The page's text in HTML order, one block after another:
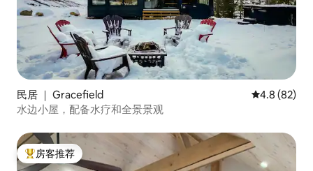
民居 ｜ Gracefield 平均评分
4.8 (82)
水边小屋，配备水疗和全景景观
热门「房客推荐」
房客推荐